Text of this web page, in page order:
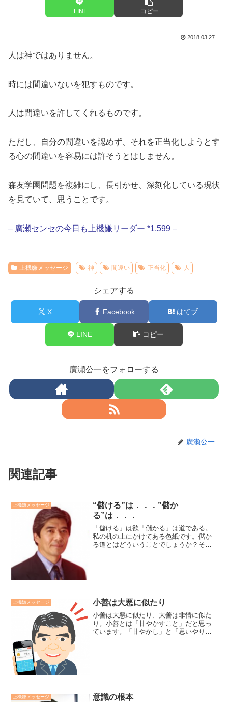
LINE コピー
2018.03.27
人は神ではありません。
時には間違いないを犯すものです。
人は間違いを許してくれるものです。
ただし、自分の間違いを認めず、それを正当化しようとす
る心の間違いを容易には許そうとはしません。
森友学園問題を複雑にし、長引かせ、深刻化している現状
を見ていて、思うことです。
– 廣瀬センセの今日も上機嫌リーダー *1,599 –
上機嫌メッセージ 神 間違い 正当化 人
シェアする
X Facebook はてブ
LINE コピー
廣瀬公一をフォローする
廣瀬公一
関連記事
上機嫌メッセージ
“儲ける”は．．．”儲か
る”は．．．
「儲ける」は欲「儲かる」は道である。
私の机の上にかけてある色紙です。儲か
る道とはどういうことでしょうか？その
上機嫌メッセージ 小善は大悪に似たり
小善は大悪に似たり、大善は非情に似た
り。小善とは「甘やかすこと」だと思っ
ています。「甘やかし」と「思いやり」
上機嫌メッセージ 意識の根本